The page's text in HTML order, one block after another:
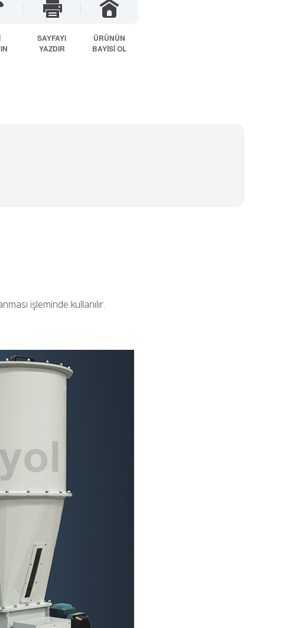
SAYFAYI
YAZDIR
ÜRÜNÜN
BAYİSİ OL
işleminde kullanılır.